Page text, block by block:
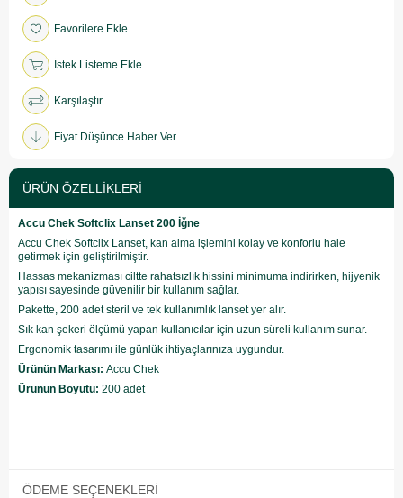
Favorilere Ekle
İstek Listeme Ekle
Karşılaştır
Fiyat Düşünce Haber Ver
ÜRÜN ÖZELLIKLERI
Accu Chek Softclix Lanset 200 İğne
Accu Chek Softclix Lanset, kan alma işlemini kolay ve konforlu hale
getirmek için geliştirilmiştir.
Hassas mekanizması ciltte rahatsızlık hissini minimuma indirirken, hijyenik
yapısı sayesinde güvenilir bir kullanım sağlar.
Pakette, 200 adet steril ve tek kullanımlık lanset yer alır.
Sık kan şekeri ölçümü yapan kullanıcılar için uzun süreli kullanım sunar.
Ergonomik tasarımı ile günlük ihtiyaçlarınıza uygundur.
Ürünün Markası: Accu Chek
Ürünün Boyutu: 200 adet
ÖDEME SEÇENEKLERI